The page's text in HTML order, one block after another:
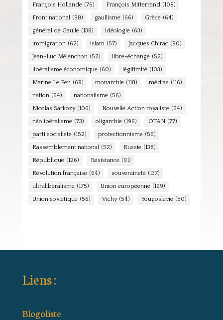
François Hollande (76) François Mitterrand (108)
Front national (98) gaullisme (66) Grèce (64)
général de Gaulle (138) idéologie (63)
immigration (62) islam (57) Jacques Chirac (90)
Jean-Luc Mélenchon (52) libre-échange (52)
libéralisme économique (60) légitimité (103)
Marine Le Pen (69) monarchie (118) médias (116)
nation (64) nationalisme (56)
Nicolas Sarkozy (106) Nouvelle Action royaliste (64)
néolibéralisme (73) oligarchie (196) OTAN (77)
parti socialiste (152) protectionnisme (56)
Rassemblement national (52) Russie (138)
République (126) Résistance (91)
Révolution française (64) souveraineté (137)
ultralibéralisme (175) Union européenne (199)
Union soviétique (56) Vichy (54) Yougoslavie (50)
Liens :
Blogoliste